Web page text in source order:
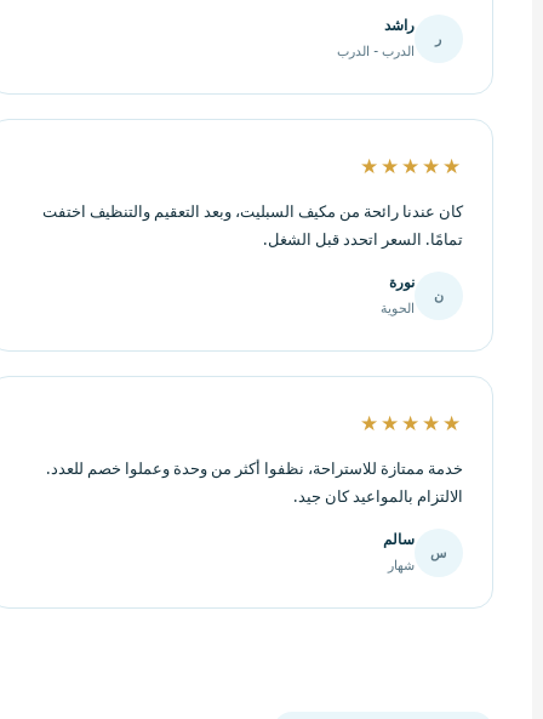
ر
راشد
الدرب - الدرب
★★★★★
كان عندنا رائحة من مكيف السبليت، وبعد التعقيم والتنظيف اختفت
تمامًا. السعر اتحدد قبل الشغل.
ن
نورة
الحوية
★★★★★
خدمة ممتازة للاستراحة، نظفوا أكثر من وحدة وعملوا خصم للعدد.
الالتزام بالمواعيد كان جيد.
س
سالم
شهار